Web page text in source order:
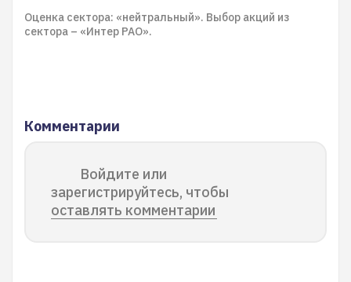
Оценка сектора: «нейтральный». Выбор акций из
сектора – «Интер РАО».
Комментарии
Войдите или
зарегистрируйтесь, чтобы
оставлять комментарии